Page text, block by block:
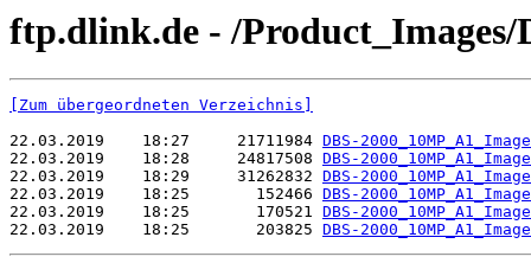
ftp.dlink.de - /Product_Images/
[Zum übergeordneten Verzeichnis]
22.03.2019    18:27     21711984 DBS-
22.03.2019    18:28     24817508 DBS-
22.03.2019    18:29     31262832 DBS-
22.03.2019    18:25       152466 DBS-
22.03.2019    18:25       170521 DBS-
22.03.2019    18:25       203825 DBS-